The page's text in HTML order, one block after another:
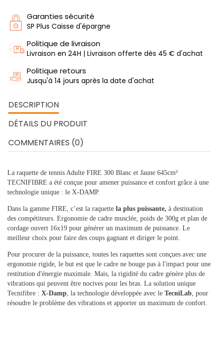
Garanties sécurité
SP Plus Caisse d'épargne
Politique de livraison
Livraison en 24H | Livraison offerte dès 45 € d'achat
Politique retours
Jusqu'à 14 jours après la date d'achat
DESCRIPTION
DÉTAILS DU PRODUIT
COMMENTAIRES (0)
La raquette de tennis Adulte FIRE 300 Blanc et Jaune 645cm²
TECNIFIBRE a été conçue pour amener puissance et confort grâce à une
technologie unique : le X-DAMP.
Dans la gamme FIRE, c’est la raquette la plus puissante, à destination
des compétiteurs. Ergonomie de cadre musclée, poids de 300g et plan de
cordage ouvert 16x19 pour générer un maximum de puissance. Le
meilleur choix pour faire des coups gagnant et diriger le point.
Pour procurer de la puissance, toutes les raquettes sont conçues avec une
ergonomie rigide, le but est que le cadre ne bouge pas à l'impact pour une
restitution d'énergie maximale. Mais, la rigidité du cadre génère plus de
vibrations qui peuvent être nocives pour les bras. La solution unique
Tecnifibre : X-Damp, la technologie développée avec le TecniLab, pour
résoudre le problème des vibrations et apporter un maximum de confort.